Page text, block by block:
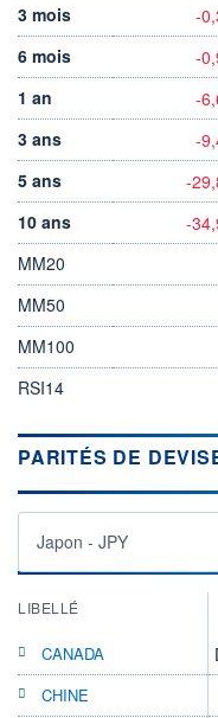
3 mois
-
6 mois
-
1 an
-
3 ans
-
5 ans
-
10 ans
-
MM20
MM50
MM100
RSI14
PARITÉS DE
Japon - JPY
LIBELLÉ
CANADA
CHINE